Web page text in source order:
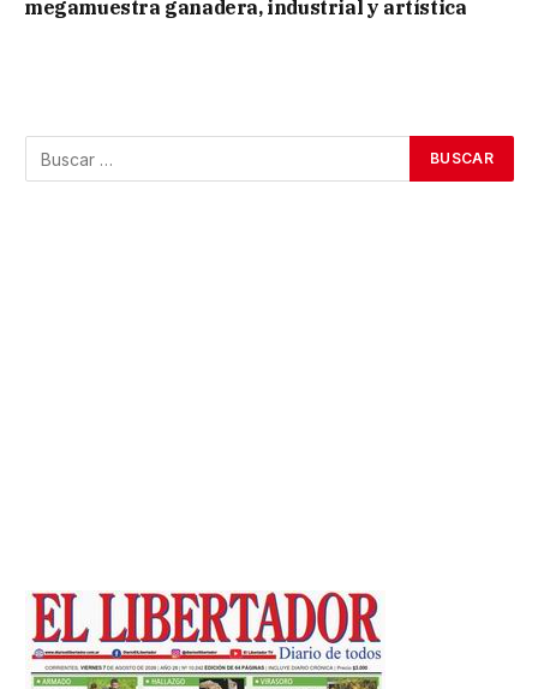
megamuestra ganadera, industrial y artística